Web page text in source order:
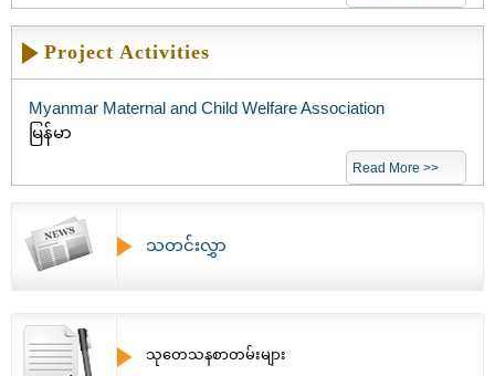
Project Activities
Myanmar Maternal and Child Welfare Association
မြန်မာ
Read More >>
သတင်းလွှာ
သုတေသနစာတမ်းများ